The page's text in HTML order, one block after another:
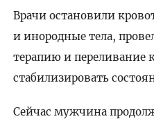
Врачи остановили
и инородные тела,
терапию и переливание
стабилизировать
Сейчас мужчина